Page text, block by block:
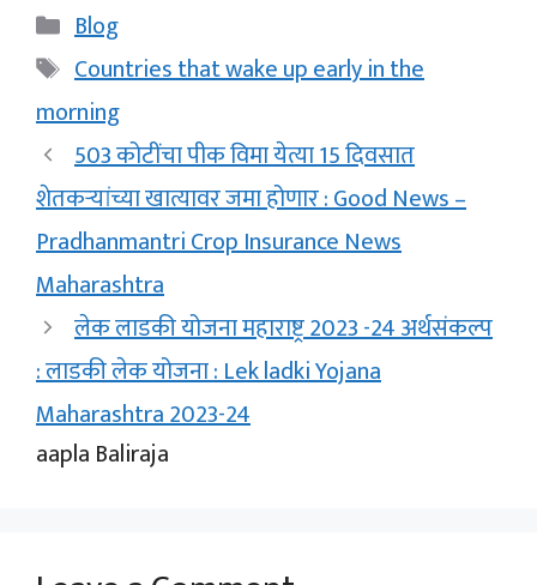
Categories
Blog
Tags
Countries that wake up early in the
morning
503 कोटींचा पीक विमा येत्या 15 दिवसात
शेतकऱ्यांच्या खात्यावर जमा होणार : Good News –
Pradhanmantri Crop Insurance News
Maharashtra
लेक लाडकी योजना महाराष्ट्र 2023 -24 अर्थसंकल्प
: लाडकी लेक योजना : Lek ladki Yojana
Maharashtra 2023-24
aapla Baliraja